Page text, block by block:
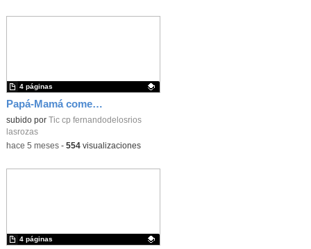
Papá-Mamá comensal Infantil 25-26_CEIP FDLR_Las Rozas
Contenido educativo.
subido por Tic cp fernandodelosrios
lasrozas
4 páginas
-hace 5 meses- 554visualizaciones
4 páginas